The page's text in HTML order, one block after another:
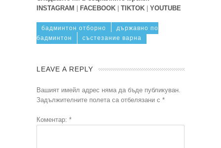
INSTAGRAM
FACEBOOK TIKTOK YOUTUBE
бадминтон отборно
държавно по
бадминтон
състезание варна
LEAVE A REPLY
Вашият имейл адрес няма да бъде публикуван.
Задължителните полета са отбелязани с *
Коментар: *